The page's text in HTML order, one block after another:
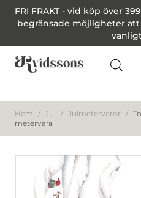
FRI FRAKT - vid köp över
begränsade möjligheter
Hem / Jul / Julmetervaror /
metervara